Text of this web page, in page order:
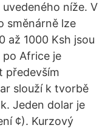
níže. V
směnárně lze
až 1000 Ksh jsou
po Africe je
především
slouží k tvorbě
Jeden dolar je
¢). Kurzový